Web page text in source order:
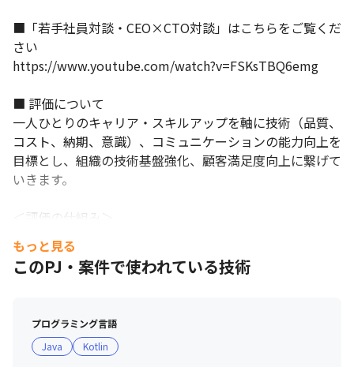
■「若手社員対談・CEO×CTO対談」はこちらをご覧くだ
さい
https://www.youtube.com/watch?v=FSKsTBQ6emg
■ 評価について
一人ひとりのキャリア・スキルアップを軸に技術（品質、
コスト、納期、意識）、コミュニケーションの能力向上を
目標とし、組織の技術基盤強化、顧客満足度向上に繋げて
いきます。
＜評価の仕組み＞
・給与改定：年1回
・評価面談：年2回
点数化。
もっと見る
このPJ・案件で使われている技術
プログラミング言語
Java
Kotlin